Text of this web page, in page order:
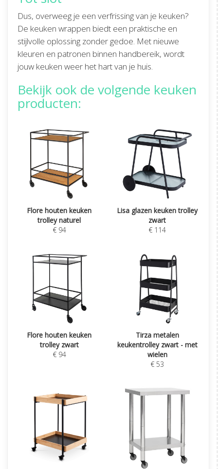
Dus, overweeg je een verfrissing van je keuken?
De keuken wrappen biedt een praktische en
stijlvolle oplossing zonder gedoe. Met nieuwe
kleuren en patronen binnen handbereik, wordt
jouw keuken weer het hart van je huis.
Bekijk ook de volgende keuken
producten:
Flore houten keuken
trolley naturel
€ 94
Lisa glazen keuken trolley
zwart
€ 114
Flore houten keuken
trolley zwart
€ 94
Tirza metalen
keukentrolley zwart - met
wielen
€ 53